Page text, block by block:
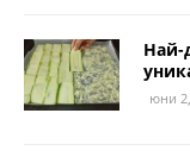
Най-
юни